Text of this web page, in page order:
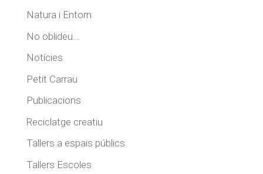
Natura i Entorn
No oblideu…
Notícies
Petit Carrau
Publicacions
Reciclatge creatiu
Tallers a espais públics
Tallers Escoles